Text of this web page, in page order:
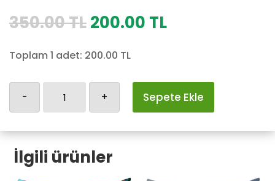
350.00TLOrijinal
350.00 TL.
200.00 TLŞu
Toplam 1 adet: 200.00 TL
-
Kılıfı-30
adet
+ Sepete Ekle
İlgili ürünler